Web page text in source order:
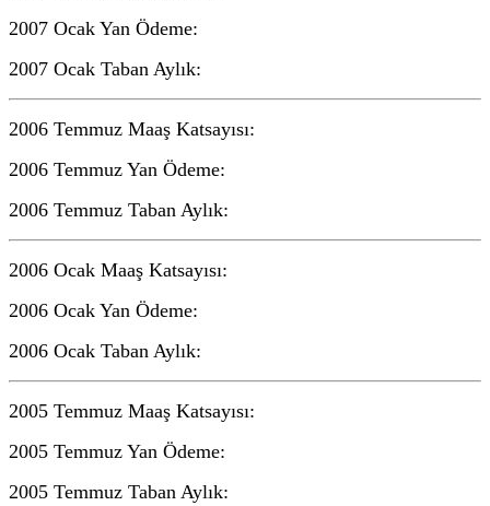
2007 Ocak Yan Ödeme:
2007 Ocak Taban Aylık:
2006 Temmuz Maaş Katsayısı:
2006 Temmuz Yan Ödeme:
2006 Temmuz Taban Aylık:
2006 Ocak Maaş Katsayısı:
2006 Ocak Yan Ödeme:
2006 Ocak Taban Aylık:
2005 Temmuz Maaş Katsayısı:
2005 Temmuz Yan Ödeme:
2005 Temmuz Taban Aylık: